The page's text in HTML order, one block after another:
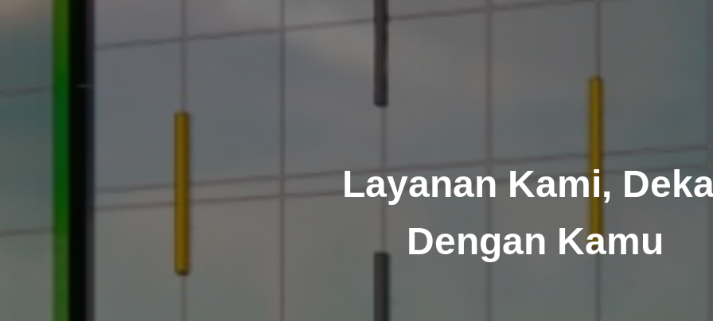
Layanan Kami,
Dengan Kamu